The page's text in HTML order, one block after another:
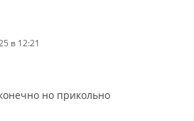
в 12:21
но прикольно